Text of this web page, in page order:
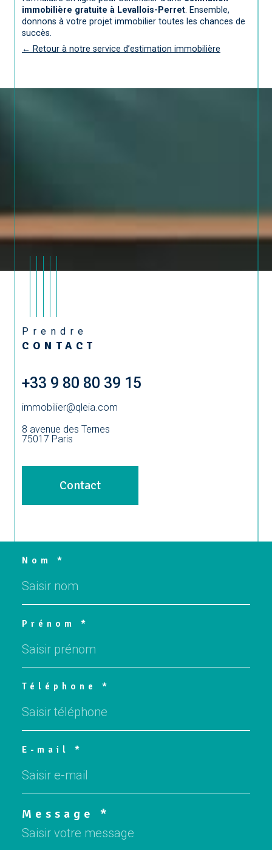
immobilière gratuite à Levallois-Perret . Ensemble,
donnons à votre projet immobilier toutes les chances de
succès.
← Retour à notre service d’estimation immobilière
Nom *
Prénom *
Téléphone *
E-mail *
Message *
Prendre
CONTACT
+33 9 80 80 39 15
immobilier@qleia.com
8 avenue des Ternes
75017
Paris
Contact